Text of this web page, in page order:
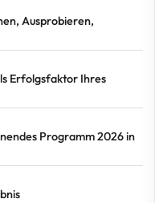
Ausprobieren,
Erfolgsfaktor Ihres
Programm 2026 in